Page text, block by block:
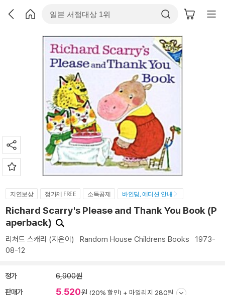
지연보상 정가제 FREE 소득공제 바인딩, 에디션 안내
Richard Scarry's Please and Thank You Book (P
aperback)
리처드 스캐리 (지은이) Random House Childrens Books 1973-
08-12
정가 6,900원
판매가 5,520원 (20% 할인) + 마일리지 280원